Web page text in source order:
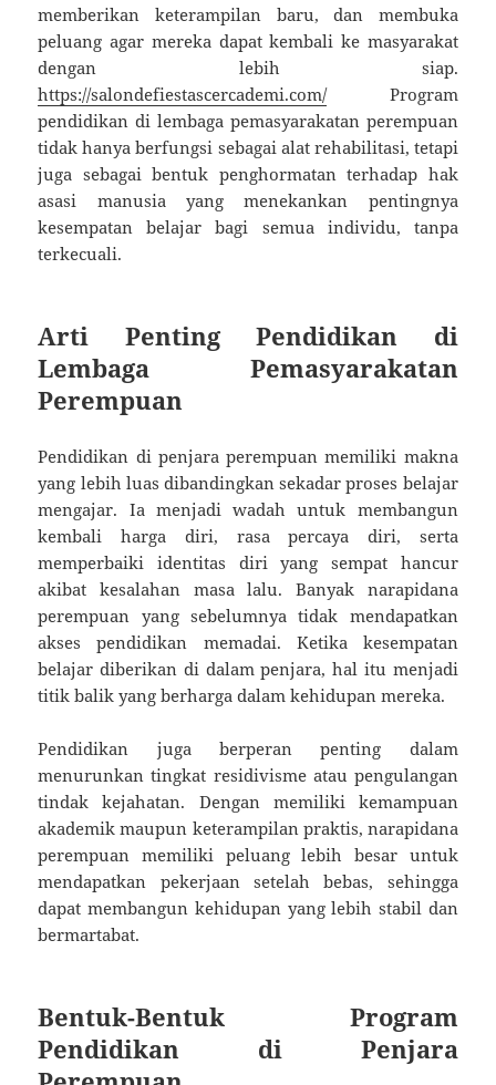
memberikan keterampilan baru, dan membuka
peluang agar mereka dapat kembali ke masyarakat
dengan lebih siap.
https://salondefiestascercademi.com/Program
pendidikan di lembaga pemasyarakatan perempuan
tidak hanya berfungsi sebagai alat rehabilitasi, tetapi
juga sebagai bentuk penghormatan terhadap hak
asasi manusia yang menekankan pentingnya
kesempatan belajar bagi semua individu, tanpa
terkecuali.
Arti Penting Pendidikan di
Lembaga Pemasyarakatan
Perempuan
Pendidikan di penjara perempuan memiliki makna
yang lebih luas dibandingkan sekadar proses belajar
mengajar. Ia menjadi wadah untuk membangun
kembali harga diri, rasa percaya diri, serta
memperbaiki identitas diri yang sempat hancur
akibat kesalahan masa lalu. Banyak narapidana
perempuan yang sebelumnya tidak mendapatkan
akses pendidikan memadai. Ketika kesempatan
belajar diberikan di dalam penjara, hal itu menjadi
titik balik yang berharga dalam kehidupan mereka.
Pendidikan juga berperan penting dalam
menurunkan tingkat residivisme atau pengulangan
tindak kejahatan. Dengan memiliki kemampuan
akademik maupun keterampilan praktis, narapidana
perempuan memiliki peluang lebih besar untuk
mendapatkan pekerjaan setelah bebas, sehingga
dapat membangun kehidupan yang lebih stabil dan
bermartabat.
Bentuk-Bentuk Program
Pendidikan di Penjara